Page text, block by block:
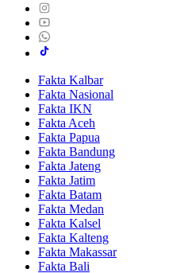
Fakta Kalbar
Fakta Nasional
Fakta IKN
Fakta Aceh
Fakta Papua
Fakta Bandung
Fakta Jateng
Fakta Jatim
Fakta Batam
Fakta Medan
Fakta Kalsel
Fakta Kalteng
Fakta Makassar
Fakta Bali